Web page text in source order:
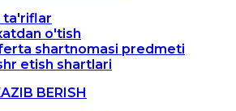
ta'riflar
o'tish
shartnomasi predmeti
etish shartlari
BERISH